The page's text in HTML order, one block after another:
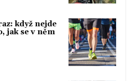
když nejde
jak se v něm